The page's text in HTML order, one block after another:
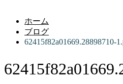
ホーム
ブログ
62415f82a01669.28898710-